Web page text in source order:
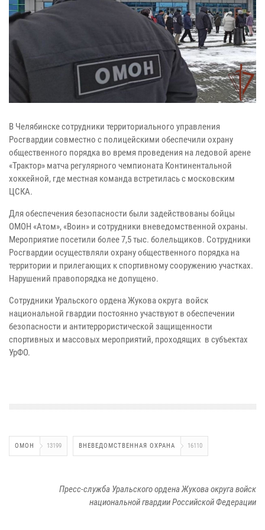
В Челябинске сотрудники территориального управления
Росгвардии совместно с полицейскими обеспечили охрану
общественного порядка во время проведения на ледовой арене
«Трактор» матча регулярного чемпионата Континентальной
хоккейной, где местная команда встретилась с московским
ЦСКА.
Для обеспечения безопасности были задействованы бойцы
ОМОН «Атом», «Воин» и сотрудники вневедомственной охраны.
Мероприятие посетили более 7,5 тыс. болельщиков. Сотрудники
Росгвардии осуществляли охрану общественного порядка на
территории и прилегающих к спортивному сооружению участках.
Нарушений правопорядка не допущено.
Сотрудники Уральского ордена Жукова округа войск
национальной гвардии постоянно участвуют в обеспечении
безопасности и антитеррористической защищенности
спортивных и массовых мероприятий, проходящих в субъектах
УрФО.
ОМОН 13199 ВНЕВЕДОМСТВЕННАЯ ОХРАНА 16110
Пресс-служба Уральского ордена Жукова округа войск
национальной гвардии Российской Федерации